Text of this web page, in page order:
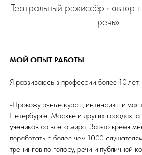
Театральный режиссёр • автор
речь»
МОЙ ОПЫТ РАБОТЫ
Я развиваюсь в профессии более 10 лет.
-Провожу очные курсы, интенсивы и
Петербурге, Москве и других городах,
учеников со всего мира. За это время
поработать с более чем 1000
тренингов по голосу, речи и публичной